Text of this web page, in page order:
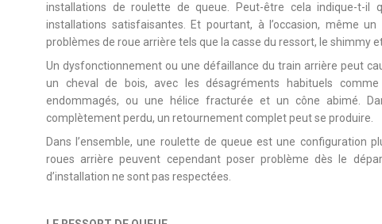
installations de roulette de queue. Peut-être cela indique-t-il
installations satisfaisantes. Et pourtant, à l’occasion, même
problèmes de roue arrière tels que la casse du ressort, le shimmy
Un dysfonctionnement ou une défaillance du train arrière peut
un cheval de bois, avec les désagréments habituels
endommagés, ou une hélice fracturée et un cône abimé.
complètement perdu, un retournement complet peut se produire.
Dans l’ensemble, une roulette de queue est une configuration
roues arrière peuvent cependant poser problème dès le
d’installation ne sont pas respectées.